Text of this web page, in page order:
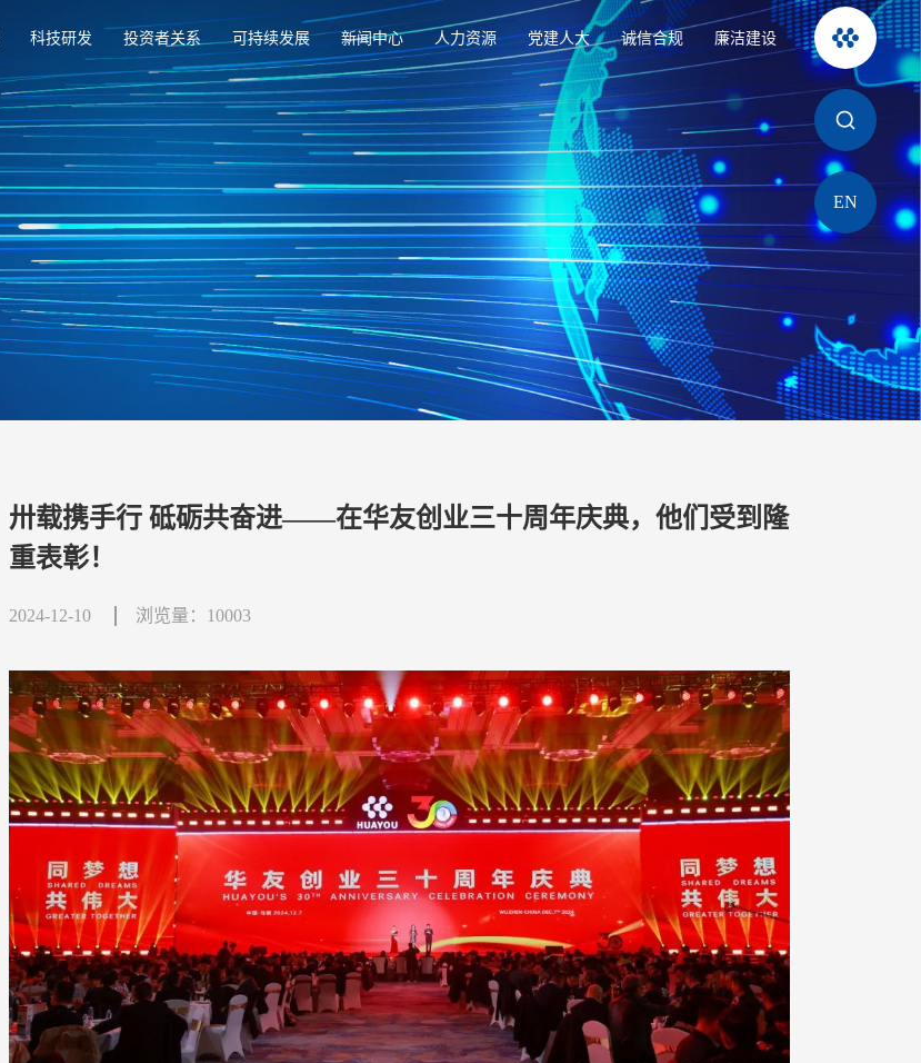
科技研发 投资者关系 可持续发展 新闻中心 人力资源 党建人大 诚信合规 廉洁建设
EN
卅载携手行 砥砺共奋进——在华友创业三十周年庆典，他们受到隆
重表彰！
2024-12-10 浏览量：10003